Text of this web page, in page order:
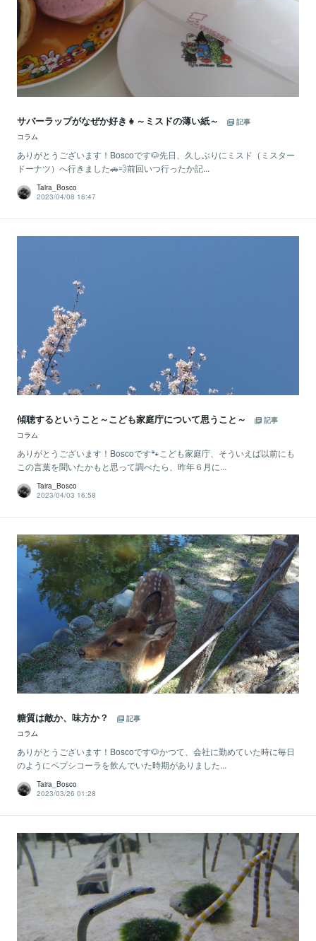
サバーラップがなぜか好き👧～ミスドの薄い紙～
記事
コラム
ありがとうございます！Boscoです🐶先日、久しぶりにミスド（ミスター
ドーナツ）へ行きました🚗💨前回いつ行ったか記...
Taira_Bosco
2023/04/08 16:47
傾聴するということ～こども家庭庁について思うこと～
記事
コラム
ありがとうございます！Boscoです🐾こども家庭庁、そういえば以前にも
この言葉を聞いたかもと思って調べたら、昨年６月に...
Taira_Bosco
2023/04/03 16:58
糖質は敵か、味方か？
記事
コラム
ありがとうございます！Boscoです🐶かつて、会社に勤めていた時に毎日
のようにペプシコーラを飲んでいた時期がありました...
Taira_Bosco
2023/03/26 01:28